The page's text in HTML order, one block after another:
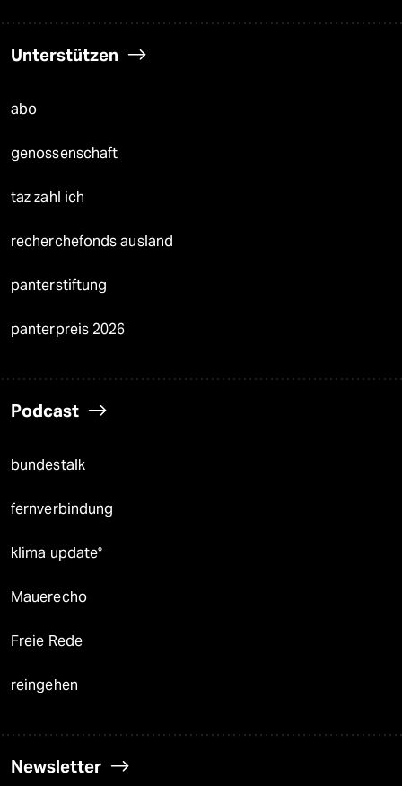
Unterstützen
abo
genossenschaft
taz zahl ich
recherchefonds ausland
panterstiftung
panterpreis 2026
Podcast
bundestalk
fernverbindung
klima update°
Mauerecho
Freie Rede
reingehen
Newsletter